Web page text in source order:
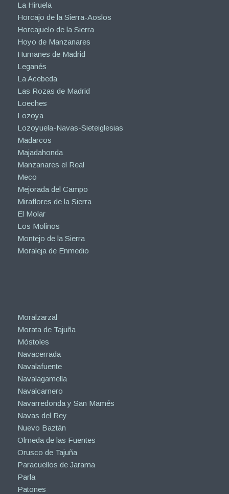
La Hiruela
Horcajo de la Sierra-Aoslos
Horcajuelo de la Sierra
Hoyo de Manzanares
Humanes de Madrid
Leganés
La Acebeda
Las Rozas de Madrid
Loeches
Lozoya
Lozoyuela-Navas-Sieteiglesias
Madarcos
Majadahonda
Manzanares el Real
Meco
Mejorada del Campo
Miraflores de la Sierra
El Molar
Los Molinos
Montejo de la Sierra
Moraleja de Enmedio
Moralzarzal
Morata de Tajuña
Móstoles
Navacerrada
Navalafuente
Navalagamella
Navalcarnero
Navarredonda y San Mamés
Navas del Rey
Nuevo Baztán
Olmeda de las Fuentes
Orusco de Tajuña
Paracuellos de Jarama
Parla
Patones